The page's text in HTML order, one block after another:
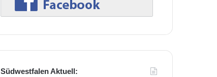
Südwestfalen Aktuell: